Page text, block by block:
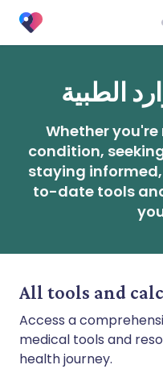
الطبية
Whether
condition,
staying
to-date tools
All tools and
Access a
medical tools and
health journey.